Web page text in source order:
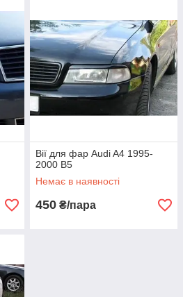
Вії для фар Audi A4 1995-
2000 B5
Немає в наявності
450 ₴/пара